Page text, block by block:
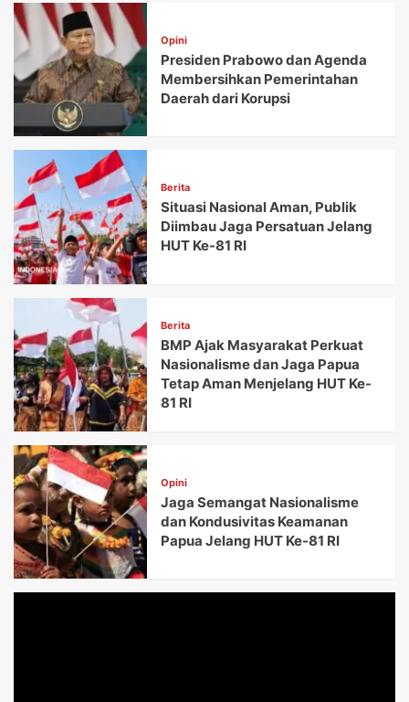
Opini
Presiden Prabowo dan Agenda
Membersihkan Pemerintahan
Daerah dari Korupsi
Berita
Situasi Nasional Aman, Publik
Diimbau Jaga Persatuan Jelang
HUT Ke-81 RI
Berita
BMP Ajak Masyarakat Perkuat
Nasionalisme dan Jaga Papua
Tetap Aman Menjelang HUT Ke-
81 RI
Opini
Jaga Semangat Nasionalisme
dan Kondusivitas Keamanan
Papua Jelang HUT Ke-81 RI